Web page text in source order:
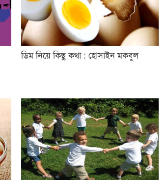
ডিম নিয়ে কিছু কথা : হোসাইন মকবুল